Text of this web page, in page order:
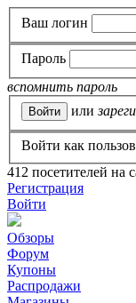
Ваш логин
Пароль
вспомнить пароль
или
Войти как
412 посетителей на
Регистрация
Войти
Обзоры
Форум
Купоны
Распродажи